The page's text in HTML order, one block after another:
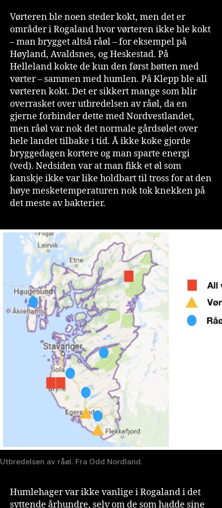
Vørteren ble noen steder kokt, men det er
områder i Rogaland hvor vørteren ikke ble kokt
– man brygget altså råøl – for eksempel på
Høyland, Avaldsnes, og Heskestad. På
Helleland kokte de kun den først bøtten med
vørter – sammen med humlen. På Klepp ble all
vørteren kokt. Det er sikkert mange som blir
overrasket over utbredelsen av råøl, da en
gjerne forbinder dette med Nordvestlandet,
men råøl var nok det normale gårdsølet over
hele landet tilbake i tid. Å ikke koke gjorde
bryggedagen kortere og man sparte energi
(ved). Nedsiden var at man fikk et øl som
kanskje ikke var like holdbart til tross for at den
høye mesketemperaturen nok tok knekken på
det meste av bakterier.
Utbredelsen av råøl. Fra Odd Nordland.
Humlehager var ikke vanlige i Rogaland i det
syttende århundre, selv om de som hadde sine